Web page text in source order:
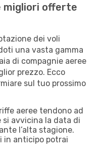
migliori offerte
dei voli
una vasta gamma
di compagnie aeree
prezzo. Ecco
sul tuo prossimo
aeree tendono ad
si avvicina la data di
l’alta stagione.
in anticipo potrai